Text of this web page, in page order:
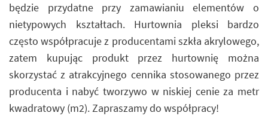
będzie przydatne przy zamawianiu elementów o
nietypowych kształtach. Hurtownia pleksi bardzo
często współpracuje z producentami szkła akrylowego,
zatem kupując produkt przez hurtownię można
skorzystać z atrakcyjnego cennika stosowanego przez
producenta i nabyć tworzywo w niskiej cenie za metr
kwadratowy (m2). Zapraszamy do współpracy!